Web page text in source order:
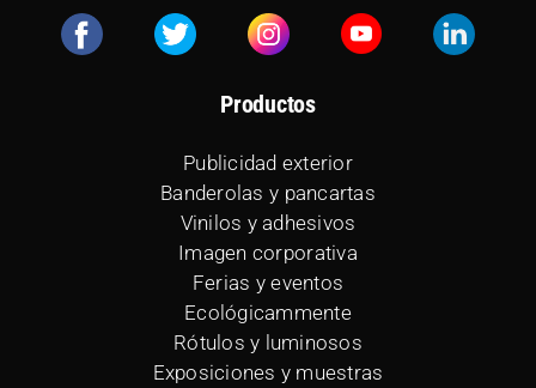
Productos
Publicidad exterior
Banderolas y pancartas
Vinilos y adhesivos
Imagen corporativa
Ferias y eventos
Ecológicammente
Rótulos y luminosos
Exposiciones y muestras